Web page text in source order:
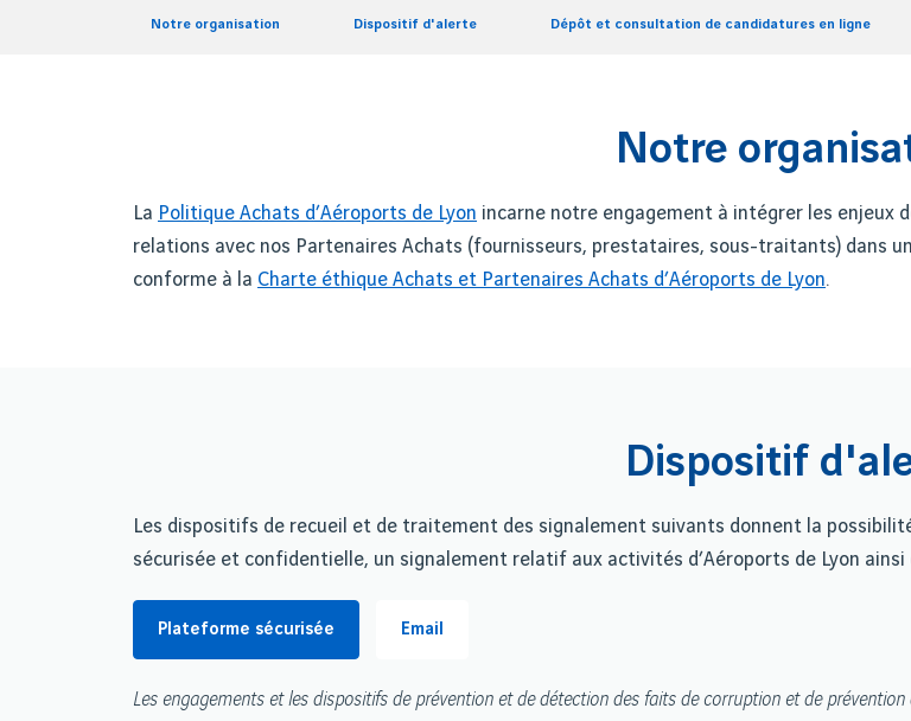
Notre organisation Dispositif d'alerte Dépôt et consultation de candidatures en ligne
Notre
La Politique Achats d’Aéroports de Lyon incarne notre engagement à intégrer les enjeux
relations avec nos Partenaires Achats (fournisseurs, prestataires, sous-traitants) dans
conforme à la Charte éthique Achats et Partenaires Achats d’Aéroports de Lyon.
Dispositif
Les dispositifs de recueil et de traitement des signalement suivants donnent la
sécurisée et confidentielle, un signalement relatif aux activités d’Aéroports de Lyon
Plateforme sécurisée Email
Les engagements et les dispositifs de prévention et de détection des faits de corruption et de